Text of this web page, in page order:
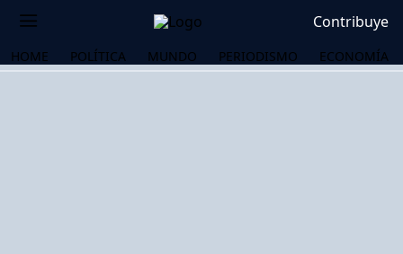
Contribuye
HOME POLÍTICA MUNDO PERIODISMO ECONOMÍA